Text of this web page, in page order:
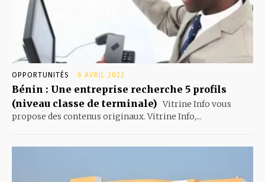
OPPORTUNITÉS 6 AVRIL 2022
Bénin : Une entreprise recherche 5 profils
(niveau classe de terminale) Vitrine Info vous
propose des contenus originaux. Vitrine Info,...